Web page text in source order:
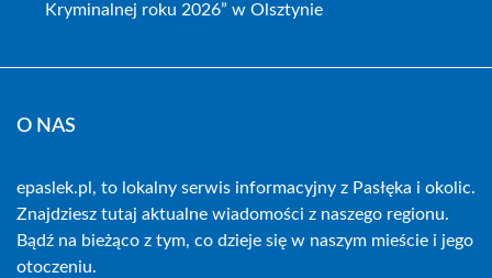
Kryminalnej roku 2026” w Olsztynie
O NAS
epaslek.pl, to lokalny serwis informacyjny z Pasłęka i okolic.
Znajdziesz tutaj aktualne wiadomości z naszego regionu.
Bądź na bieżąco z tym, co dzieje się w naszym mieście i jego
otoczeniu.